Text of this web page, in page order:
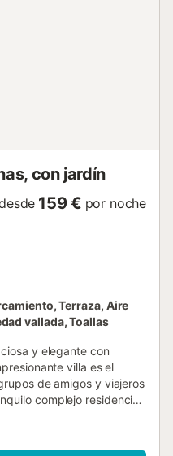
con jardín
159 € por noche
Terraza, Aire
vallada, Toallas
y elegante con
villa es el
de amigos y viajeros
complejo residencial,
La villa cuenta con un
con 5 dormitorios y 4